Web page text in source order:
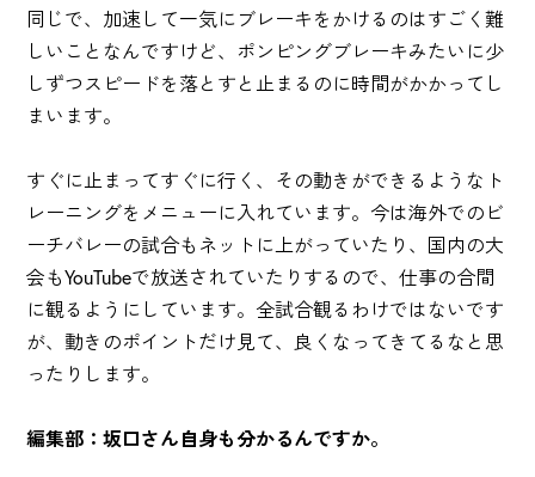
同じで、加速して一気にブレーキをかけるのはすごく難
しいことなんですけど、ポンピングブレーキみたいに少
しずつスピードを落とすと止まるのに時間がかかってし
まいます。
すぐに止まってすぐに行く、その動きができるようなト
レーニングをメニューに入れています。今は海外でのビ
ーチバレーの試合もネットに上がっていたり、国内の大
会もYouTubeで放送されていたりするので、仕事の合間
に観るようにしています。全試合観るわけではないです
が、動きのポイントだけ見て、良くなってきてるなと思
ったりします。
編集部：坂口さん自身も分かるんですか。